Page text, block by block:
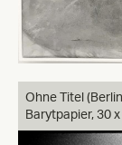
Ohne Titel
Barytpapier, 30